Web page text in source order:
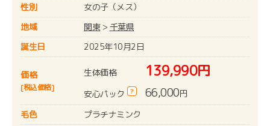
性別
女の子（メス）
地域
関東> 千葉県
誕生日
2025年10月2日
価格
[税込価格]
生体価格 139,990円
安心パック ? 66,000円
毛色
プラチナミンク